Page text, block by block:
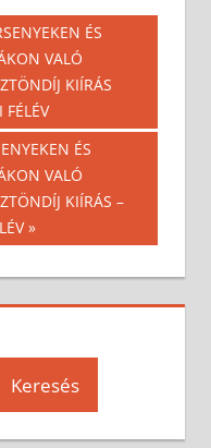
ÉS
VALÓ
KIÍRÁS
ÉS
VALÓ
KIÍRÁS –
Keresés